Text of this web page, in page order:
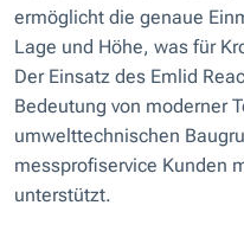
ermöglicht die genaue
Lage und Höhe, was für
Der Einsatz des Emlid
Bedeutung von moderner
umwelttechnischen
messprofiservice Kunden
unterstützt.